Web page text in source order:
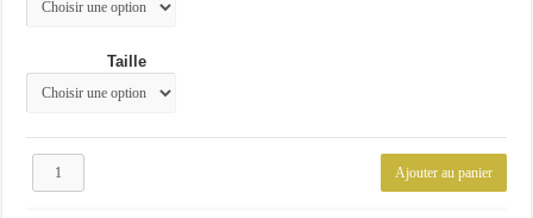
Taille
quantité
Ajouter au panier